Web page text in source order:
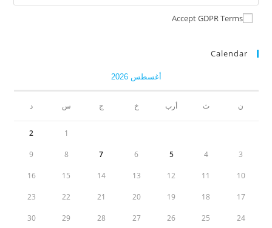
Accept GDPR Terms
Calendar
أغسطس 2026
ن ث أرب خ ج س د
1
2
3
4
5
6
7
8
9
10
11
12
13
14
15
16
17
18
19
20
21
22
23
24
25
26
27
28
29
30